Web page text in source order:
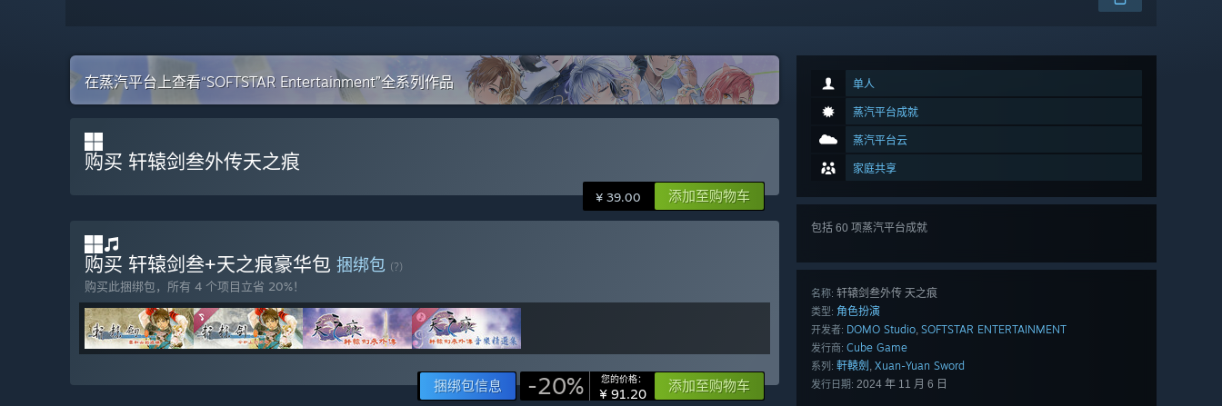
单人
蒸汽平台成就
蒸汽平台云
家庭共享
包括 60 项蒸汽平台成就
名称: 轩辕剑叁外传 天之痕
类型: 角色扮演
开发者: DOMO Studio, SOFTSTAR ENTERTAINMENT
发行商: Cube Game
系列: 軒轅劍 , Xuan-Yuan Sword
发行日期: 2024 年 11 月 6 日
在蒸汽平台上查看“SOFTSTAR Entertainment”全系列作品
购买 轩辕剑叁外传天之痕
¥ 39.00 添加至购物车
购买 轩辕剑叁+天之痕豪华包 捆绑包 (?)
购买此捆绑包，所有 4 个项目立省 20%！
捆绑包信息 -20% 您的价格：
¥ 91.20 添加至购物车